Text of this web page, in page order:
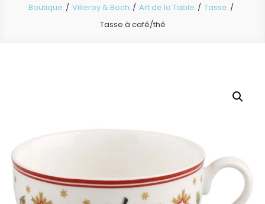
Boutique Villeroy & Boch Art de la Table
Tasse
Tasse à café/thé